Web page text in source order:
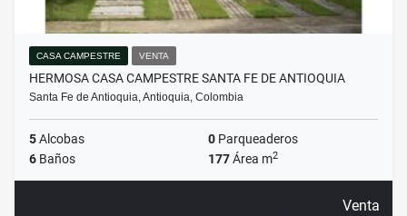
CASA CAMPESTRE VENTA
HERMOSA CASA CAMPESTRE SANTA FE DE ANTIOQUIA
Santa Fe de Antioquia, Antioquia, Colombia
5Alcobas 0 Parqueaderos
6 Baños 177Área m2
Venta